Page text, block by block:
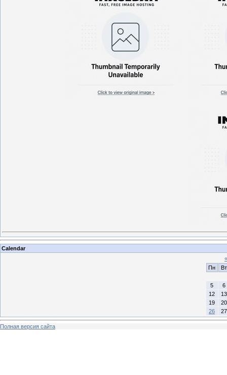
Calendar
«
Пн
Вт
5
6
12
13
19
20
26
27
Полная версия сайта